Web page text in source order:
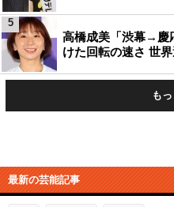
高橋成美「渋幕→慶
けた回転の速さ 世
5
も
最新の芸能記事